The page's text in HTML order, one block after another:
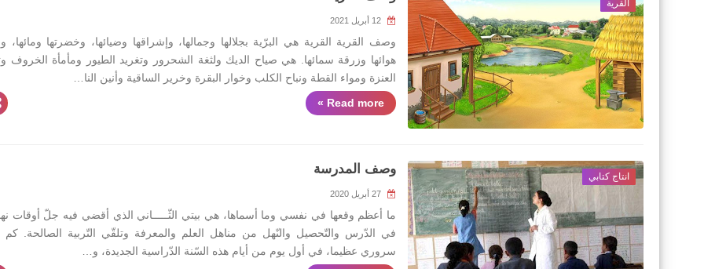
القرية
وصف القرية القرية هي البرّية بجلالها وجمالها، وإشراقها وضيائها، وخضرتها ومائها،
هوائها وزرقة سمائها. هي صياح الديك ولثغة الشحرور وتغريد الطيور ومأمأة الخروف
العنزة ومواء القطة ونباح الكلب وخوار البقرة وخرير الساقية وأنين النا…
Read more »
انتاج كتابي وصف المدرسة
ما أعظم وقعها في نفسي وما أسماها، هي بيتي الثّـــــاني الذي أقضي فيه جلّ أوقات
في الدّرس والتّحصيل والنّهل من مناهل العلم والمعرفة وتلقّي التّربية الصالحة. كم
سروري عظيما، في أول يوم من أيام هذه السّنة الدّراسية الجديدة، و…